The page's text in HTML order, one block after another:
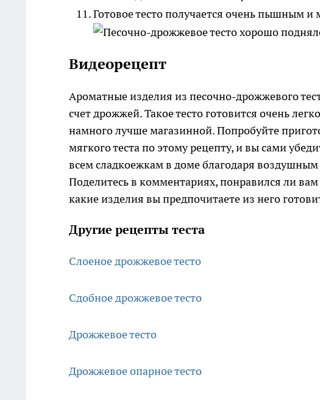
Готовое тесто получается очень пышным и
Видеорецепт
Ароматные изделия из песочно-дрожжевого
счет дрожжей. Такое тесто готовится очень
намного лучше магазинной. Попробуйте
мягкого теста по этому рецепту, и вы сами
всем сладкоежкам в доме благодаря
Поделитесь в комментариях, понравился ли
какие изделия вы предпочитаете из него
Другие рецепты теста
Слоеное дрожжевое тесто
Сдобное дрожжевое тесто
Дрожжевое тесто
Дрожжевое опарное тесто